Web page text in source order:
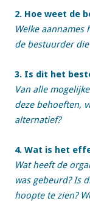
2. Hoe weet de
Welke aannames
de bestuurder
3. Is dit het
Van alle
deze behoeften,
alternatief?
4. Wat is het
Wat heeft de
was gebeurd? Is
hoopte te zien?